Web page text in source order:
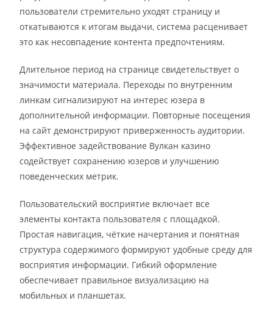
пользователи стремительно уходят страницу и
откатываются к итогам выдачи, система расценивает
это как несовпадение контента предпочтениям.
Длительное период на странице свидетельствует о
значимости материала. Переходы по внутренним
линкам сигнализируют на интерес юзера в
дополнительной информации. Повторные посещения
на сайт демонстрируют приверженность аудитории.
Эффективное задействование Вулкан казино
содействует сохранению юзеров и улучшению
поведенческих метрик.
Пользовательский восприятие включает все
элементы контакта пользователя с площадкой.
Простая навигация, чёткие начертания и понятная
структура содержимого формируют удобные среду для
восприятия информации. Гибкий оформление
обеспечивает правильное визуализацию на
мобильных и планшетах.